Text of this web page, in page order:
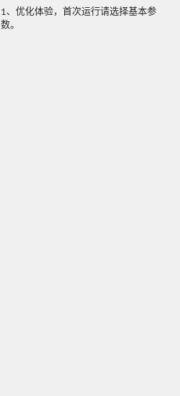
1、优化体验，首次运行请选择基本参
数。